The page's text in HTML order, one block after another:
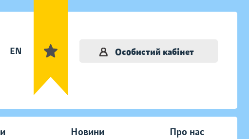
EN Особистий кабінет
Новини Про нас